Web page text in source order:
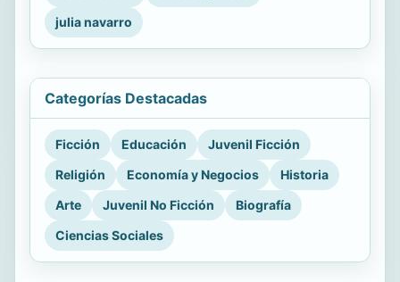
julia navarro
Categorías Destacadas
Ficción Educación
Juvenil Ficción
Religión
Economía y Negocios
Historia
Arte
Juvenil No Ficción
Biografía
Ciencias Sociales